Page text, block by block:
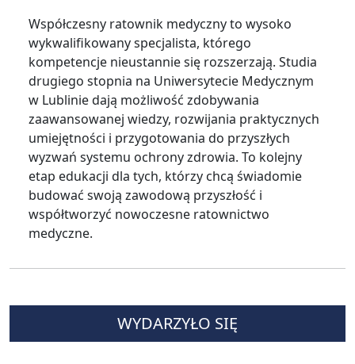
Współczesny ratownik medyczny to wysoko
wykwalifikowany specjalista, którego
kompetencje nieustannie się rozszerzają. Studia
drugiego stopnia na Uniwersytecie Medycznym
w Lublinie dają możliwość zdobywania
zaawansowanej wiedzy, rozwijania praktycznych
umiejętności i przygotowania do przyszłych
wyzwań systemu ochrony zdrowia. To kolejny
etap edukacji dla tych, którzy chcą świadomie
budować swoją zawodową przyszłość i
współtworzyć nowoczesne ratownictwo
medyczne.
WYDARZYŁO SIĘ